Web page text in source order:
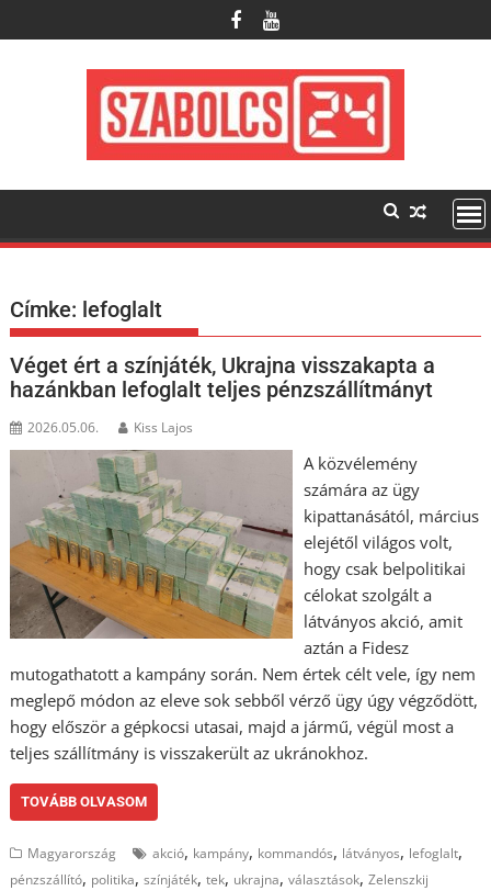
to
Címke: lefoglalt
Véget ért a színjáték, Ukrajna visszakapta a
hazánkban lefoglalt teljes pénzszállítmányt
2026.05.06. Kiss Lajos
A közvélemény
számára az ügy
kipattanásától, március
elejétől világos volt,
hogy csak belpolitikai
célokat szolgált a
látványos akció, amit
aztán a Fidesz
mutogathatott a kampány során. Nem értek célt vele, így nem
meglepő módon az eleve sok sebből vérző ügy úgy végződött,
hogy először a gépkocsi utasai, majd a jármű, végül most a
teljes szállítmány is visszakerült az ukránokhoz.
TOVÁBB OLVASOM
Magyarország akció, kampány, kommandós, látványos, lefoglalt,
pénzszállító, politika,színjáték,tek, ukrajna,választások,Zelenszkij